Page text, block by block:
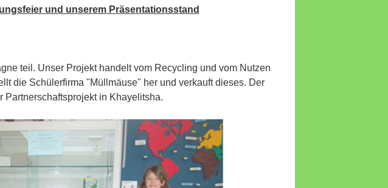
und unserem Präsentationsstand
teil. Unser Projekt handelt vom Recycling und vom Nutzen
die Schülerfirma "Müllmäuse" her und verkauft dieses. Der
Partnerschaftsprojekt in Khayelitsha.